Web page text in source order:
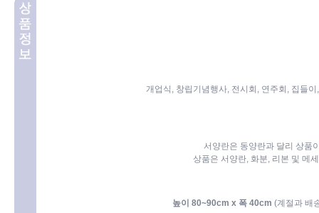
개업식, 창립기념행사, 전시회, 연주회, 집들
서양란은 동양란과 달리 상품
상품은 서양란, 화분, 리본 및 메
높이 80~90cm x 폭 40cm (계절과 배